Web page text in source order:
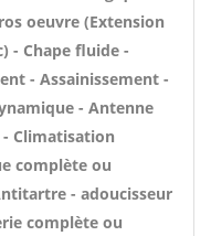
oeuvre (Extension
- Chape fluide -
- Assainissement -
- Antenne
- Climatisation
complète ou
- adoucisseur
complète ou